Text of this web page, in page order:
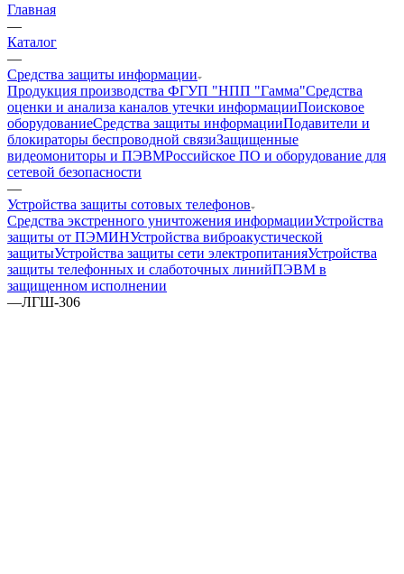
Главная
—
Каталог
—
Средства защиты информации
Продукция производства ФГУП "НПП "Гамма"Средства
оценки и анализа каналов утечки информацииПоисковое
оборудованиеСредства защиты информацииПодавители и
блокираторы беспроводной связиЗащищенные
видеомониторы и ПЭВМРоссийское ПО и оборудование для
сетевой безопасности
—
Устройства защиты сотовых телефонов
Средства экстренного уничтожения информацииУстройства
защиты от ПЭМИНУстройства виброакустической
защитыУстройства защиты сети электропитанияУстройства
защиты телефонных и слаботочных линийПЭВМ в
защищенном исполнении
—ЛГШ-306